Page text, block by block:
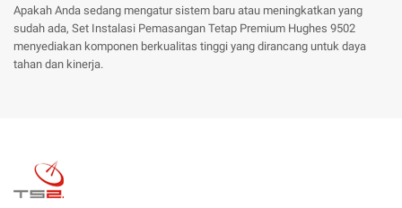
Apakah Anda sedang mengatur sistem baru atau meningkatkan yang
sudah ada, Set Instalasi Pemasangan Tetap Premium Hughes 9502
menyediakan komponen berkualitas tinggi yang dirancang untuk daya
tahan dan kinerja.